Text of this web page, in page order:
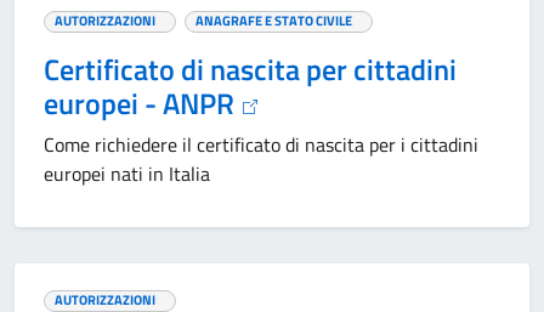
AUTORIZZAZIONI ANAGRAFE E STATO CIVILE
Certificato di nascita per cittadini
europei - ANPR
Come richiedere il certificato di nascita per i cittadini
europei nati in Italia
AUTORIZZAZIONI